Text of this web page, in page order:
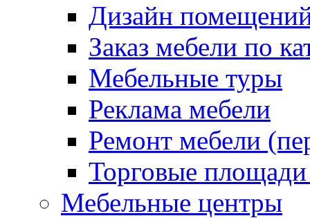
Дизайн
Заказ мебели по
Мебельные туры
Реклама мебели
Ремонт мебели
Торговые
Мебельные центры